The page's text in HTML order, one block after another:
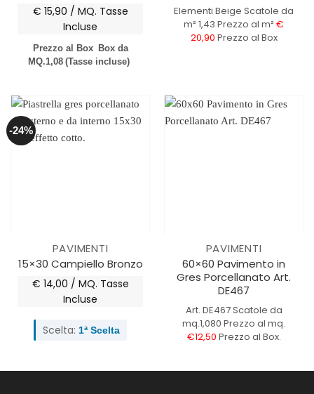
€ 15,90 / MQ. Tasse
Incluse
Prezzo al Box Box da
MQ.1,08 (Tasse incluse)
Elementi Beige Scatole da
m² 1,43 Prezzo al m² €
20,90 Prezzo al Box
-24%
PAVIMENTI
15×30 Campiello Bronzo
€ 14,00 / MQ. Tasse
Incluse
Scelta: 1ª Scelta
PAVIMENTI
60×60 Pavimento in
Gres Porcellanato Art.
DE467
Art. DE467Scatole da
mq.1,080 Prezzo al mq.
€12,50 Prezzo al Box.